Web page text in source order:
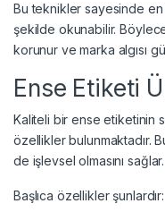
Bu teknikler sayesinde
şekilde okunabilir.
korunur ve marka algısı
Ense Etiketi
Kaliteli bir ense etiketinin
özellikler bulunmaktadır.
de işlevsel olmasını sağlar.
Başlıca özellikler şunlardır: